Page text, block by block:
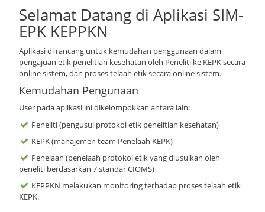
Selamat Datang di Aplikasi SIM-
EPK KEPPKN
Aplikasi di rancang untuk kemudahan penggunaan dalam
pengajuan etik penelitian kesehatan oleh Peneliti ke KEPK secara
online sistem, dan proses telaah etik secara online sistem.
Kemudahan Pengunaan
User pada aplikasi ini dikelompokkan antara lain:
Peneliti (pengusul protokol etik penelitian kesehatan)
KEPK (manajemen team Penelaah KEPK)
Penelaah (penelaah protokol etik yang diusulkan oleh
peneliti berdasarkan 7 standar CIOMS)
KEPPKN melakukan monitoring terhadap proses telaah etik
KEPK.